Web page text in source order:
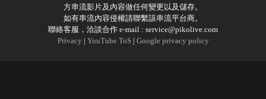
方串流影片及內容做任何變更以及儲存。
如有串流內容侵權請聯繫該串流平台商。
聯絡客服，洽談合作 e-mail : service@pikolive.com
Privacy | YouTube ToS| Google privacy policy